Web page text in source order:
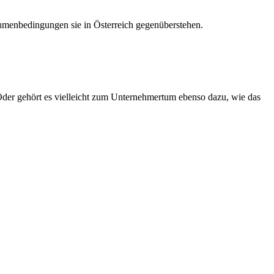
sie in Österreich gegenüberstehen.
gehört es vielleicht zum Unternehmertum ebenso dazu, wie das